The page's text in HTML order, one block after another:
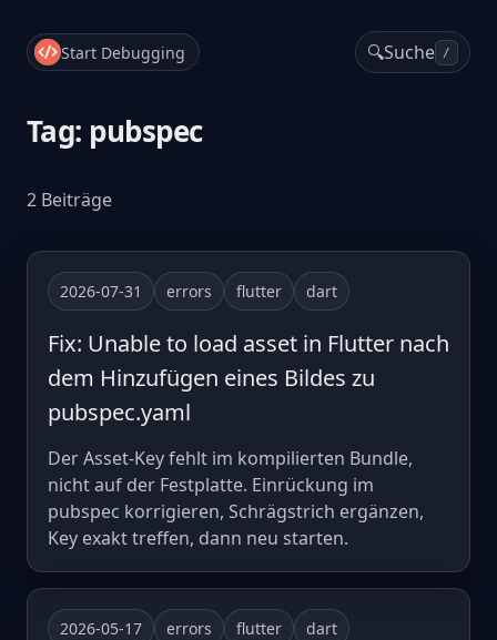
Start Debugging 🔍Suche /
Tag: pubspec
2 Beiträge
2026-07-31 errors flutter dart
Fix: Unable to load asset in Flutter nach
dem Hinzufügen eines Bildes zu
pubspec.yaml
Der Asset-Key fehlt im kompilierten Bundle,
nicht auf der Festplatte. Einrückung im
pubspec korrigieren, Schrägstrich ergänzen,
Key exakt treffen, dann neu starten.
2026-05-17 errors flutter dart